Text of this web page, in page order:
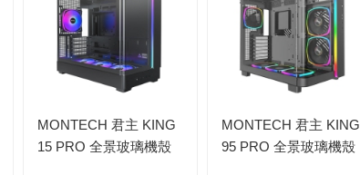
MONTECH 君主 KING
15 PRO 全景玻璃機殼
MONTECH 君主 KING
95 PRO 全景玻璃機殼